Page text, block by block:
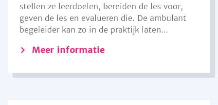
stellen ze leerdoelen, bereiden de les voor,
geven de les en evalueren die. De ambulant
begeleider kan zo in de praktijk laten...
Meer informatie